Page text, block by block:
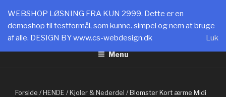
indhold
SHOPPING CPH
WEBLØSNINGER FRA 2999: www.cs-webdesign.dk
Menu
Forside /HENDE /Kjoler & Nederdel / Blomster Kort ærme Midi
WEBSHOP LØSNING FRA KUN 2999. Dette er en
demoshop til testformål, som kunne. simpel og nem at bruge
af alle. DESIGN BY www.cs-webdesign.dk
Luk